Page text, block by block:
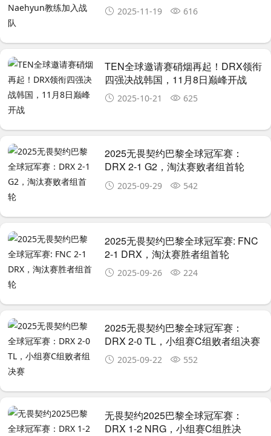
2025-11-19 616
TEN全球邀请赛硝烟再起！DRX领衔
四强决战韩国，11月8日巅峰开战
2025-10-21 625
2025无畏契约巴黎全球冠军赛：
DRX 2-1 G2，淘汰赛败者组首轮
2025-09-29 542
2025无畏契约巴黎全球冠军赛: FNC
2-1 DRX，淘汰赛胜者组首轮
2025-09-26 224
2025无畏契约巴黎全球冠军赛：
DRX 2-0 TL，小组赛C组败者组决赛
2025-09-22 552
无畏契约2025巴黎全球冠军赛：
DRX 1-2 NRG，小组赛C组胜决